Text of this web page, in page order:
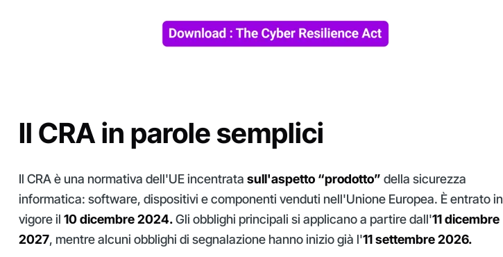
Il CRA in parole semplici
Il CRA è una normativa dell'UE incentrata sull'aspetto “prodotto” della sicurezza
informatica: software, dispositivi e componenti venduti nell'Unione Europea. È entrato in
vigore il 10 dicembre 2024.Gli obblighi principali si applicano a partire dall'11 dicembre
2027, mentre alcuni obblighi di segnalazione hanno inizio già l'11 settembre 2026.